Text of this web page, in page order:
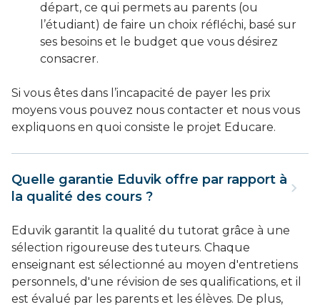
départ, ce qui permets au parents (ou
l’étudiant) de faire un choix réfléchi, basé sur
ses besoins et le budget que vous désirez
consacrer.
Si vous êtes dans l’incapacité de payer les prix
moyens vous pouvez nous contacter et nous vous
expliquons en quoi consiste le projet Educare.
Quelle garantie Eduvik offre par rapport à
la qualité des cours ?
Eduvik garantit la qualité du tutorat grâce à une
sélection rigoureuse des tuteurs. Chaque
enseignant est sélectionné au moyen d'entretiens
personnels, d'une révision de ses qualifications, et il
est évalué par les parents et les élèves. De plus,